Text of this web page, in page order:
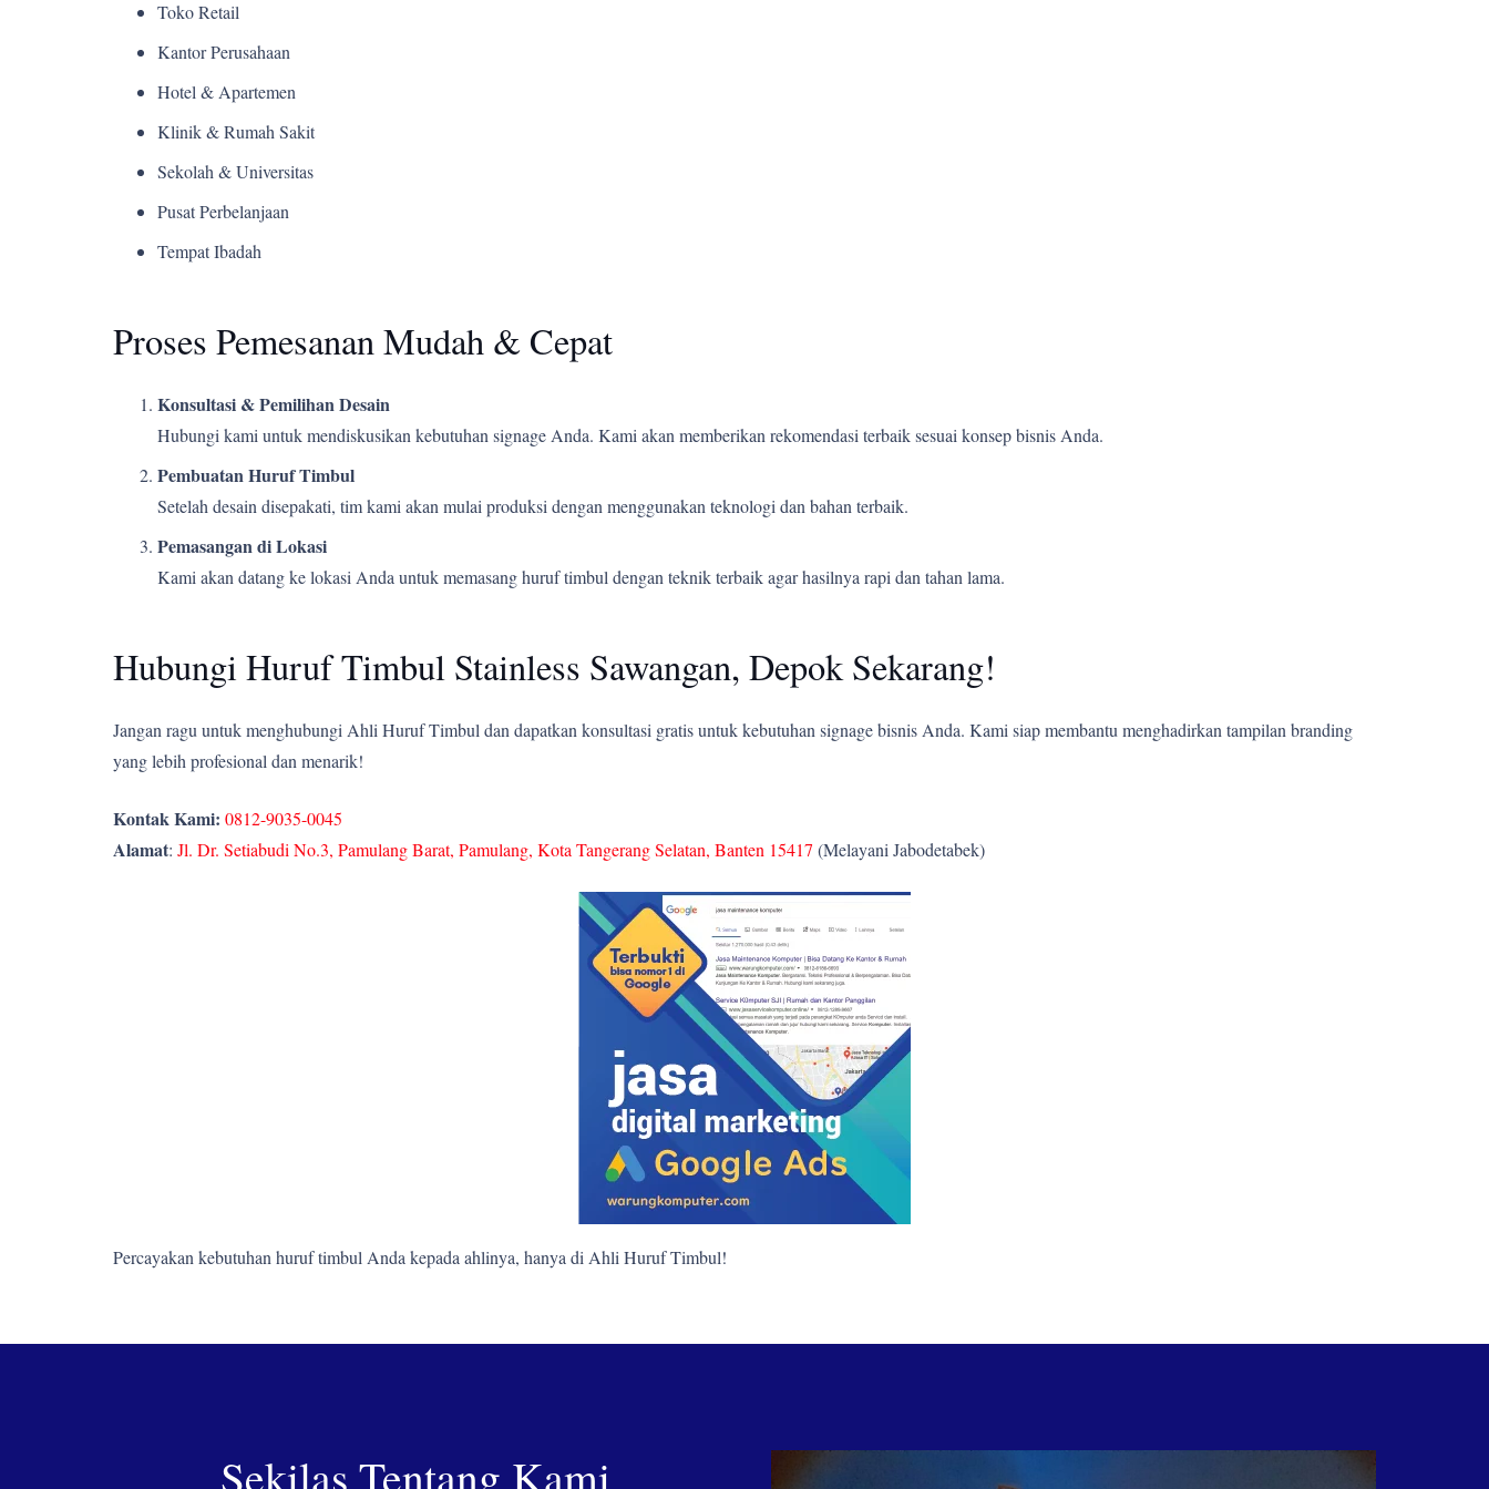
Toko Retail
Kantor Perusahaan
Hotel & Apartemen
Klinik & Rumah Sakit
Sekolah & Universitas
Pusat Perbelanjaan
Tempat Ibadah
Proses Pemesanan Mudah & Cepat
Konsultasi & Pemilihan Desain
Hubungi kami untuk mendiskusikan kebutuhan signage Anda. Kami akan memberikan rekomendasi terbaik sesuai konsep bisnis Anda.
Pembuatan Huruf Timbul
Setelah desain disepakati, tim kami akan mulai produksi dengan menggunakan teknologi dan bahan terbaik.
Pemasangan di Lokasi
Kami akan datang ke lokasi Anda untuk memasang huruf timbul dengan teknik terbaik agar hasilnya rapi dan tahan lama.
Hubungi Huruf Timbul Stainless Sawangan, Depok Sekarang!
Jangan ragu untuk menghubungi Ahli Huruf Timbul dan dapatkan konsultasi gratis untuk kebutuhan signage bisnis Anda. Kami siap membantu menghadirkan tampilan branding
yang lebih profesional dan menarik!
Kontak Kami: 0812-9035-0045
Alamat: Jl. Dr. Setiabudi No.3, Pamulang Barat, Pamulang, Kota Tangerang Selatan, Banten 15417 (Melayani Jabodetabek)
Percayakan kebutuhan huruf timbul Anda kepada ahlinya, hanya di Ahli Huruf Timbul!
Sekilas Tentang Kami